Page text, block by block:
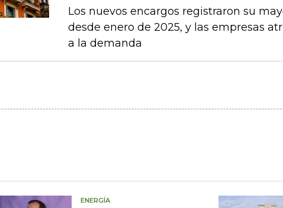
Los nuevos encargos registraron su
desde enero de 2025, y las empresas
a la demanda
ENERGÍA